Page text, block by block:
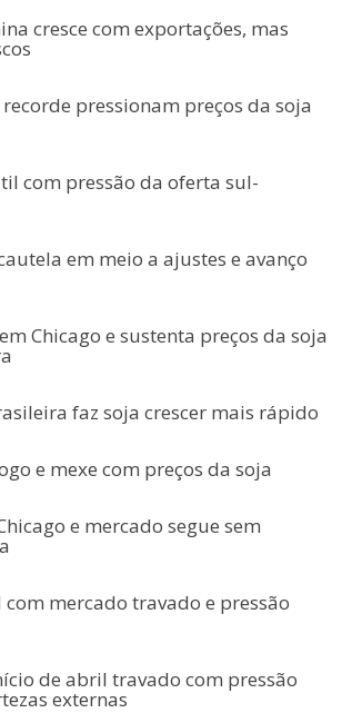
cresce com exportações, mas
pressionam preços da soja
com pressão da oferta sul-
em meio a ajustes e avanço
Chicago e sustenta preços da soja
faz soja crescer mais rápido
e mexe com preços da soja
e mercado segue sem
mercado travado e pressão
de abril travado com pressão
externas